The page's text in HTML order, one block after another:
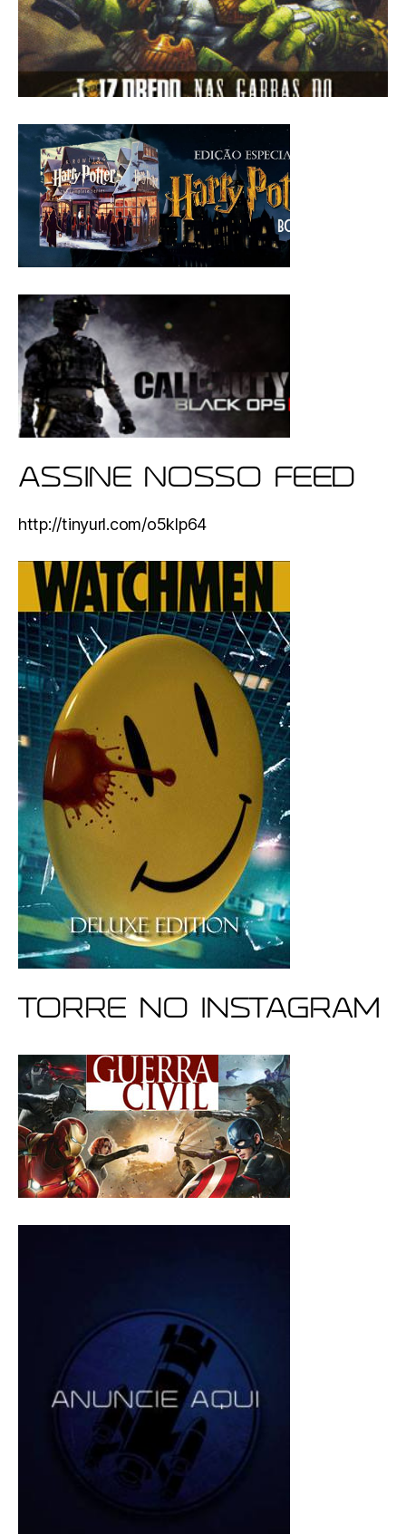
ASSINE NOSSO FEED
http://tinyurl.com/o5klp64
Torre no Instagram